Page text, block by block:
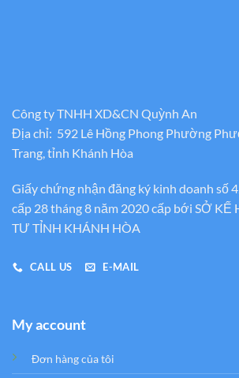
Công ty TNHH XD&CN Quỳnh An
Địa chỉ: 592 Lê Hồng Phong Phường
Trang, tỉnh Khánh Hòa
Giấy chứng nhận đăng ký kinh doanh số
cấp 28 tháng 8 năm 2020 cấp bới SỞ KẾ
TƯ TỈNH KHÁNH HÒA
CALL US E-MAIL
My account
Đơn hàng của tôi